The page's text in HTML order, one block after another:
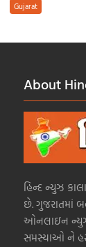
Gujarat
About
હિન્દ ન્યુઝ
છે. ગુજરાતમાં
ઓનલાઇન
સમસ્યાઓ ને